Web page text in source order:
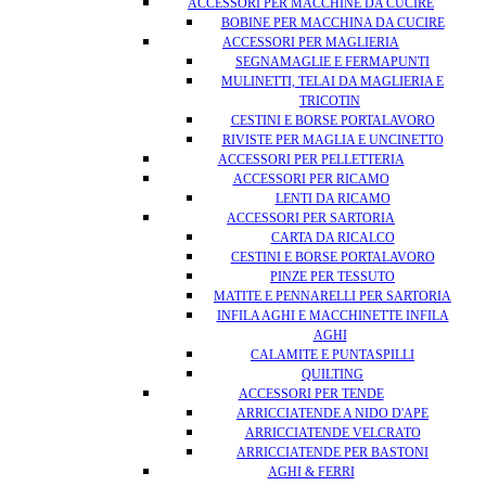
ACCESSORI PER MACCHINE DA CUCIRE
BOBINE PER MACCHINA DA CUCIRE
ACCESSORI PER MAGLIERIA
SEGNAMAGLIE E FERMAPUNTI
MULINETTI, TELAI DA MAGLIERIA E
TRICOTIN
CESTINI E BORSE PORTALAVORO
RIVISTE PER MAGLIA E UNCINETTO
ACCESSORI PER PELLETTERIA
ACCESSORI PER RICAMO
LENTI DA RICAMO
ACCESSORI PER SARTORIA
CARTA DA RICALCO
CESTINI E BORSE PORTALAVORO
PINZE PER TESSUTO
MATITE E PENNARELLI PER SARTORIA
INFILA AGHI E MACCHINETTE INFILA
AGHI
CALAMITE E PUNTASPILLI
QUILTING
ACCESSORI PER TENDE
ARRICCIATENDE A NIDO D'APE
ARRICCIATENDE VELCRATO
ARRICCIATENDE PER BASTONI
AGHI & FERRI